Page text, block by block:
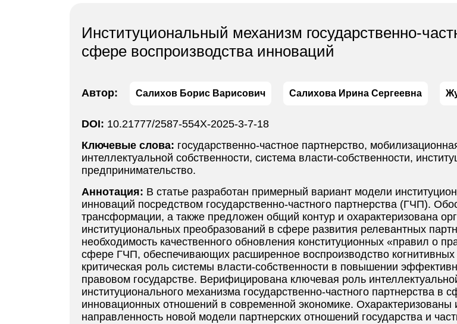
Институциональный механизм государственно-
сфере воспроизводства инноваций
Автор: Салихов Борис Варисович Салихова Ирина Сергеевна
DOI: 10.21777/2587-554X-2025-3-7-18
Ключевые слова: государственно-частное партнерство,
интеллектуальной собственности, система власти-собственности,
предпринимательство.
Аннотация: В статье разработан примерный вариант модели
инноваций посредством государственно-частного партнерства (ГЧП).
трансформации, а также предложен общий контур и охарактеризована
институциональных преобразований в сфере развития релевантных
необходимость качественного обновления конституционных «правил о
сфере ГЧП, обеспечивающих расширенное воспроизводство
критическая роль системы власти-собственности в повышении
правовом государстве. Верифицирована ключевая роль
институционального механизма государственно-частного партнерства
инновационных отношений в современной экономике.
направленность новой модели партнерских отношений государства и